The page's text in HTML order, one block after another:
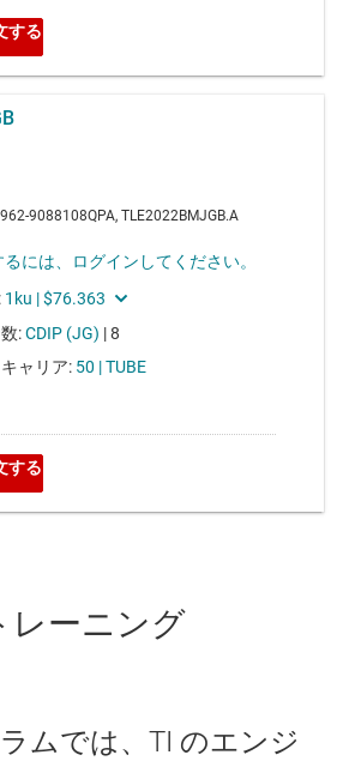
レーニング
ムでは、TI のエンジ